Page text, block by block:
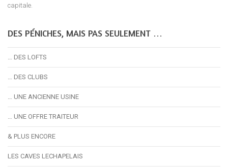
capitale.
DES PÉNICHES, MAIS PAS SEULEMENT …
… DES LOFTS
… DES CLUBS
… UNE ANCIENNE USINE
… UNE OFFRE TRAITEUR
& PLUS ENCORE
LES CAVES LECHAPELAIS